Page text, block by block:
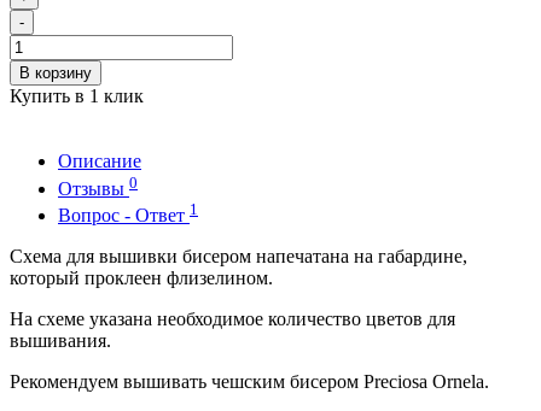
-
В корзину
Купить в 1 клик
Описание
Отзывы 0
Вопрос - Ответ 1
Схема для вышивки бисером напечатана на габардине,
который проклеен флизелином.
На схеме указана необходимое количество цветов для
вышивания.
Рекомендуем вышивать чешским бисером Preciosa Ornela.